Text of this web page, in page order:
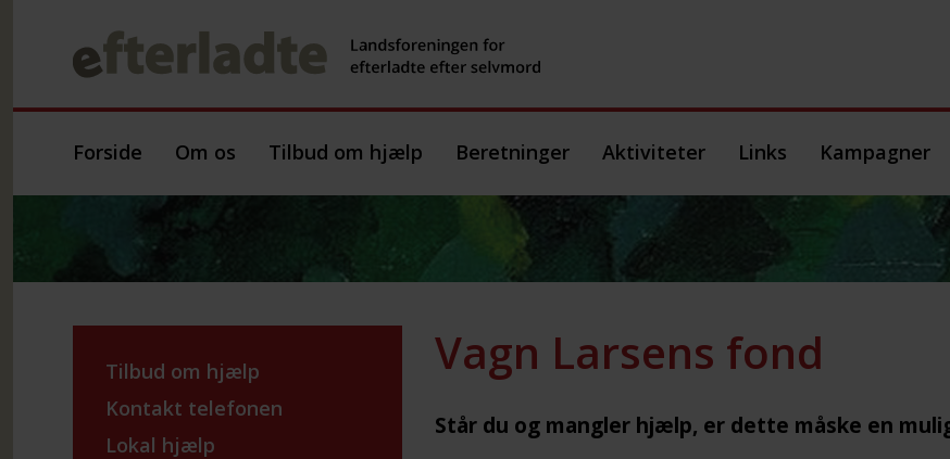
Forside Om os Tilbud om hjælp Beretninger Aktiviteter Links Kampagner
Vagn Larsens fond
Står du og mangler hjælp, er dette måske en
Tilbud om hjælp
Kontakt telefonen
Lokal hjælp